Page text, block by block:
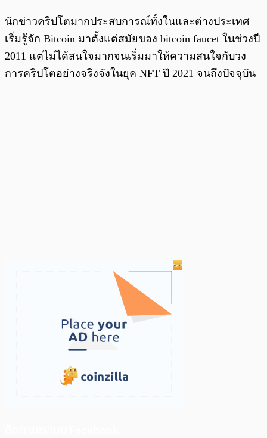
นักข่าวคริปโตมากประสบการณ์ทั้งในและต่างประเทศ
เริ่มรู้จัก Bitcoin มาตั้งแต่สมัยของ bitcoin faucet ในช่วงปี
2011 แต่ไม่ได้สนใจมากจนเริ่มมาให้ความสนใจกับวง
การคริปโตอย่างจริงจังในยุค NFT ปี 2021 จนถึงปัจจุบัน